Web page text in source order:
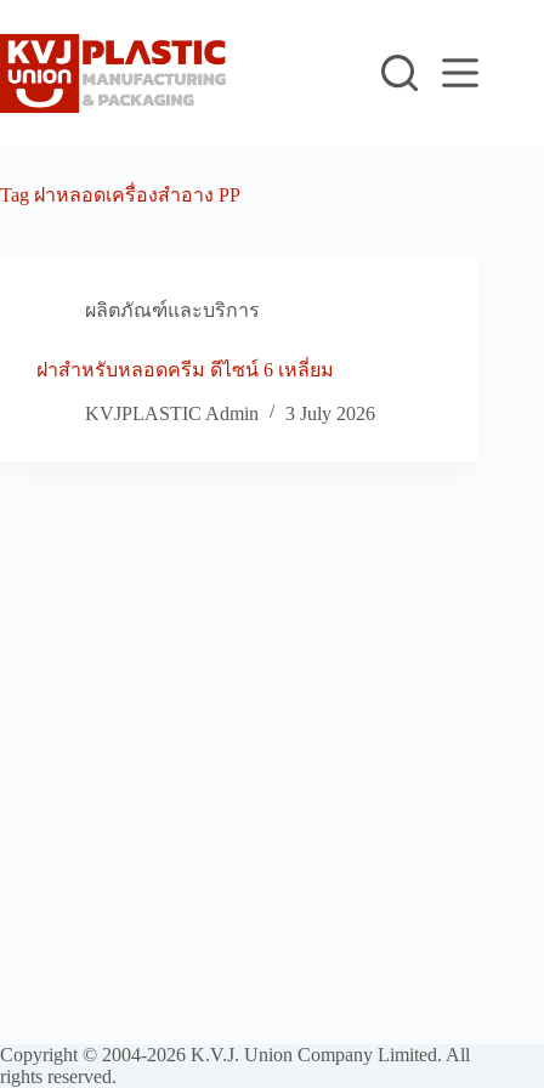
to
content
Tag ฝาหลอดเครื่องสำอาง PP
ผลิตภัณฑ์และบริการ
ฝาสำหรับหลอดครีม ดีไซน์ 6 เหลี่ยม
KVJPLASTIC Admin 3 July 2026
Copyright © 2004-2026 K.V.J. Union Company Limited. All
rights reserved.